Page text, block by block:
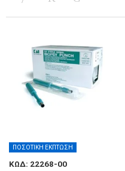
ΠΟΣΟΤΙΚΗ ΕΚΠΤΩΣΗ
ΚΩΔ: 22268-00